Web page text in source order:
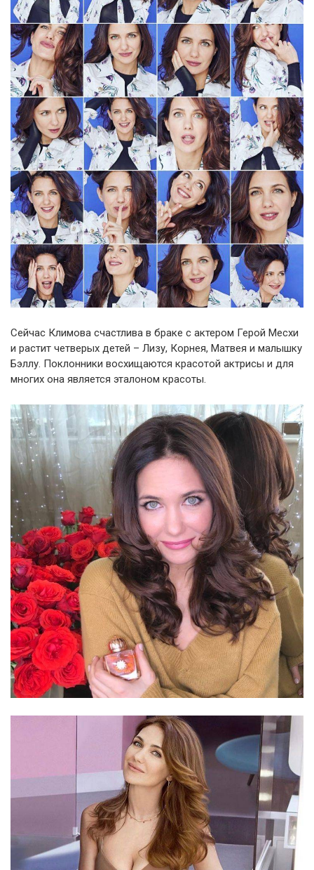
Сейчас Климова счастлива в браке с актером Герой Месхи
и растит четверых детей – Лизу, Корнея, Матвея и малышку
Бэллу. Поклонники восхищаются красотой актрисы и для
многих она является эталоном красоты.